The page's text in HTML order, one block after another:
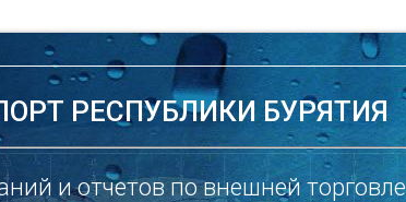
РЕСПУБЛИКИ БУРЯТИЯ
и отчетов по внешней торговле